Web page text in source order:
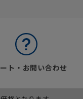
ト・お問い合わせ